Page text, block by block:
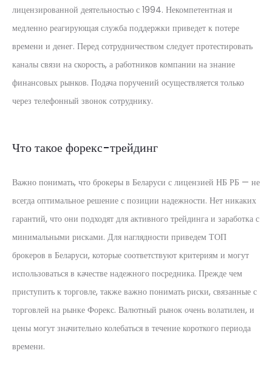
лицензированной деятельностью с 1994. Некомпетентная и
медленно реагирующая служба поддержки приведет к потере
времени и денег. Перед сотрудничеством следует протестировать
каналы связи на скорость, а работников компании на знание
финансовых рынков. Подача поручений осуществляется только
через телефонный звонок сотруднику.
Что такое форекс-трейдинг
Важно понимать, что брокеры в Беларуси с лицензией НБ РБ — не
всегда оптимальное решение с позиции надежности. Нет никаких
гарантий, что они подходят для активного трейдинга и заработка с
минимальными рисками. Для наглядности приведем ТОП
брокеров в Беларуси, которые соответствуют критериям и могут
использоваться в качестве надежного посредника. Прежде чем
приступить к торговле, также важно понимать риски, связанные с
торговлей на рынке Форекс. Валютный рынок очень волатилен, и
цены могут значительно колебаться в течение короткого периода
времени.